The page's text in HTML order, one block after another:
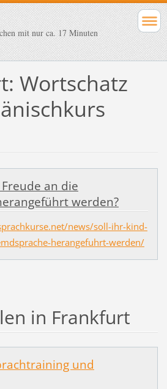
mit nur ca. 17 Minuten
Wortschatz
an die
werden?
news/soll-ihr-kind-
herangefuhrt-werden/
in Frankfurt
und